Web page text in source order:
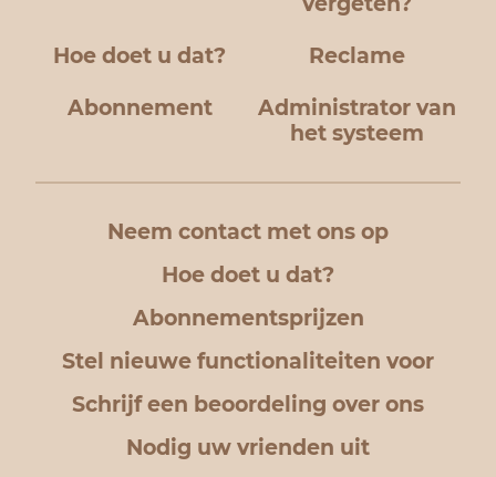
Hoe doet u dat? Reclame
Abonnement
Administrator van
het systeem
Neem contact met ons op
Hoe doet u dat?
Abonnementsprijzen
Stel nieuwe functionaliteiten voor
Schrijf een beoordeling over ons
Nodig uw vrienden uit